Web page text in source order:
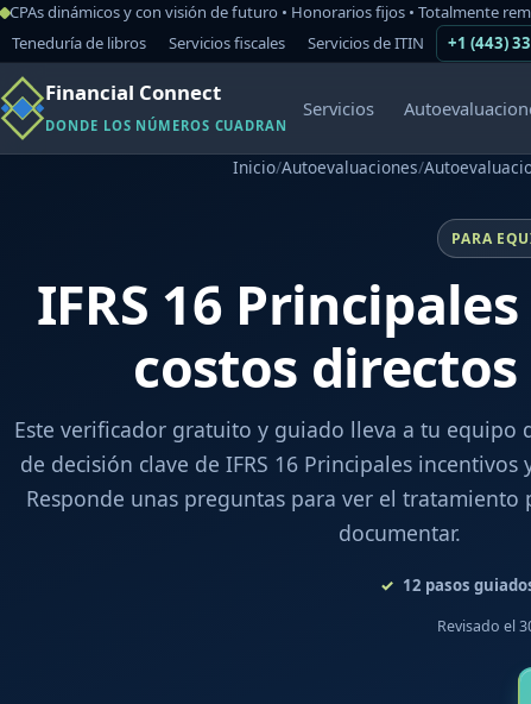
CPAs dinámicos y con visión de futuro • Honorarios fijos • Totalmente
Teneduría de libros
Servicios fiscales Servicios de ITIN +1 (443)
Financial Connect
DONDE LOS NÚMEROS CUADRAN
Servicios
Inicio/Autoevaluaciones/
PARA
IFRS 16
costos
Este verificador gratuito y guiado lleva a tu equipo
de decisión clave de IFRS 16 Principales incentivos
Responde unas preguntas para ver el tratamiento
documentar.
12 pasos
Revisado el